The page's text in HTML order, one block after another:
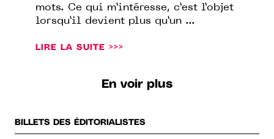
mots. Ce qui m’intéresse, c’est l’objet
lorsqu’il devient plus qu’un ...
LIRE LA SUITE >>>
En voir plus
BILLETS DES ÉDITORIALISTES